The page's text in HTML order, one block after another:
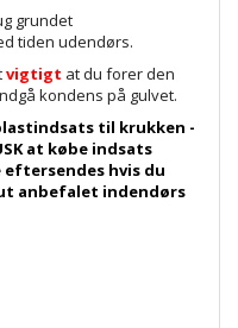
grundet
tiden udendørs.
vigtigt at du forer den
kondens på gulvet.
til krukken -
at købe indsats
eftersendes hvis du
anbefalet indendørs